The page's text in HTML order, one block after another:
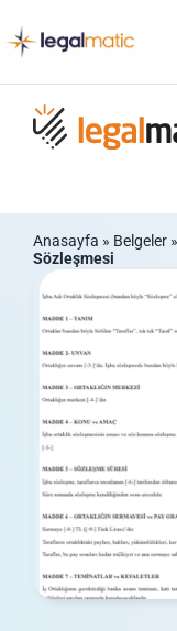
content
Anasayfa » Belgeler»
Sözleşmesi